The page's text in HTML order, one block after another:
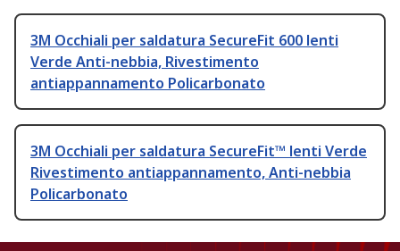
3M Occhiali per saldatura SecureFit 600 lenti
Verde Anti-nebbia, Rivestimento
antiappannamento Policarbonato
3M Occhiali per saldatura SecureFit™ lenti Verde
Rivestimento antiappannamento, Anti-nebbia
Policarbonato